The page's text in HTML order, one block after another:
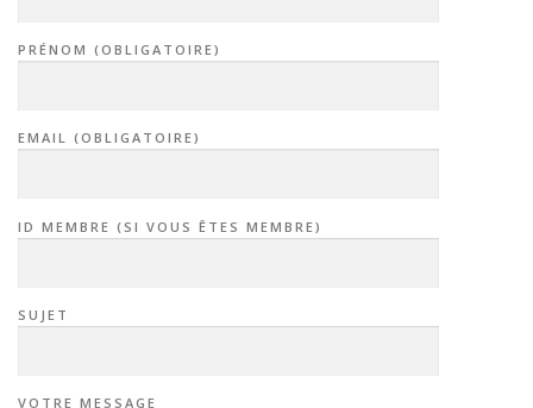
PRÉNOM (OBLIGATOIRE)
EMAIL (OBLIGATOIRE)
ID MEMBRE (SI VOUS ÊTES MEMBRE)
SUJET
VOTRE MESSAGE